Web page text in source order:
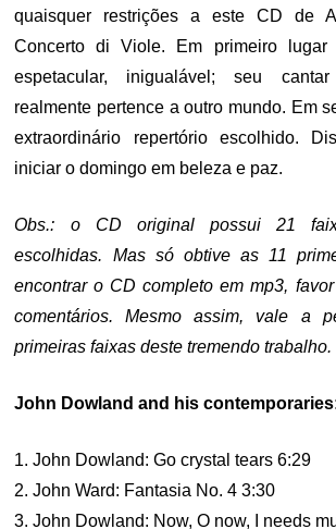
quaisquer restrições a este CD de
Concerto di Viole. Em primeiro
espetacular, inigualável; seu
realmente pertence a outro mundo. Em
extraordinário repertório escolhido.
iniciar o domingo em beleza e paz.
Obs.: o CD original possui 21
escolhidas. Mas só obtive as 11
encontrar o CD completo em mp3,
comentários. Mesmo assim, vale a
primeiras faixas deste tremendo trabalho.
John Dowland and his
1. John Dowland: Go crystal tears 6:29
2. John Ward: Fantasia No. 4 3:30
3. John Dowland: Now, O now, I needs